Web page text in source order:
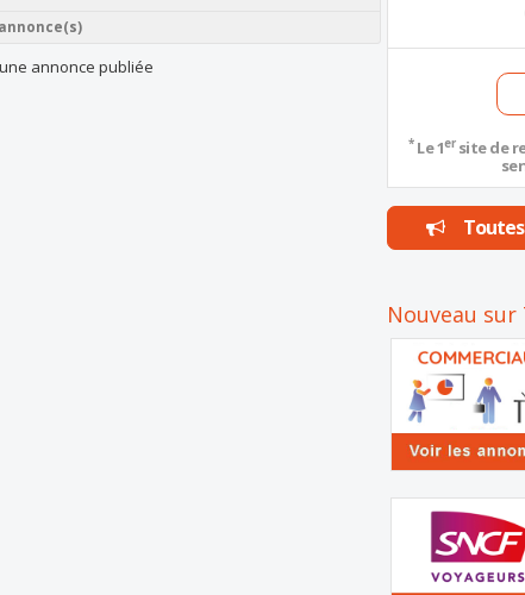
annonce publiée
*Le 1ersite de
Nouveau sur